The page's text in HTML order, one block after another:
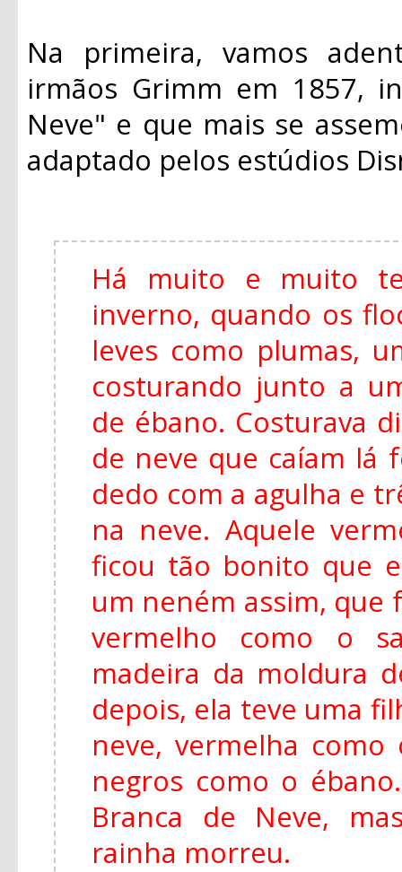
Na primeira, vamos
irmãos Grimm em 1857,
Neve" e que mais se
adaptado pelos estúdios
Há muito e muito
inverno, quando os
leves como plumas,
costurando junto a
de ébano. Costurava
de neve que caíam lá
dedo com a agulha e
na neve. Aquele
ficou tão bonito que
um neném assim, que
vermelho como o
madeira da moldura
depois, ela teve uma
neve, vermelha
negros como o
Branca de Neve,
rainha morreu.